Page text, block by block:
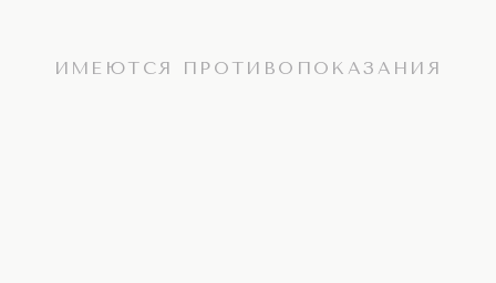
ИМЕЮТСЯ ПРОТИВОПОКАЗАНИЯ